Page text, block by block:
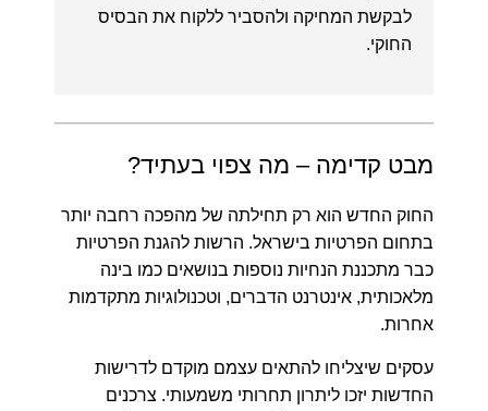
לבקשת המחיקה ולהסביר ללקוח את הבסיס
החוקי.
מבט קדימה – מה צפוי בעתיד?
החוק החדש הוא רק תחילתה של מהפכה רחבה יותר
בתחום הפרטיות בישראל. הרשות להגנת הפרטיות
כבר מתכננת הנחיות נוספות בנושאים כמו בינה
מלאכותית, אינטרנט הדברים, וטכנולוגיות מתקדמות
אחרות.
עסקים שיצליחו להתאים עצמם מוקדם לדרישות
החדשות יזכו ליתרון תחרותי משמעותי. צרכנים